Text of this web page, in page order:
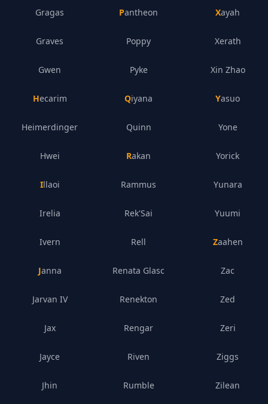
Gragas
Graves
Gwen
Hecarim
Heimerdinger
Hwei
Illaoi
Irelia
Ivern
Janna
Jarvan IV
Jax
Jayce
Jhin
Pantheon
Poppy
Pyke
Qiyana
Quinn
Rakan
Rammus
Rek'Sai
Rell
Renata Glasc
Renekton
Rengar
Riven
Rumble
Xayah
Xerath
Xin Zhao
Yasuo
Yone
Yorick
Yunara
Yuumi
Zaahen
Zac
Zed
Zeri
Ziggs
Zilean